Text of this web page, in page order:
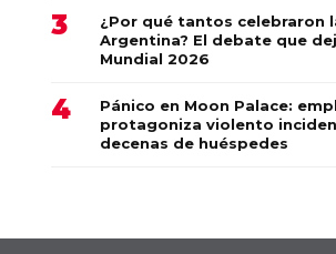
¿Por qué tantos celebraron
Argentina? El debate que
Mundial 2026
Pánico en Moon Palace:
protagoniza violento
decenas de huéspedes